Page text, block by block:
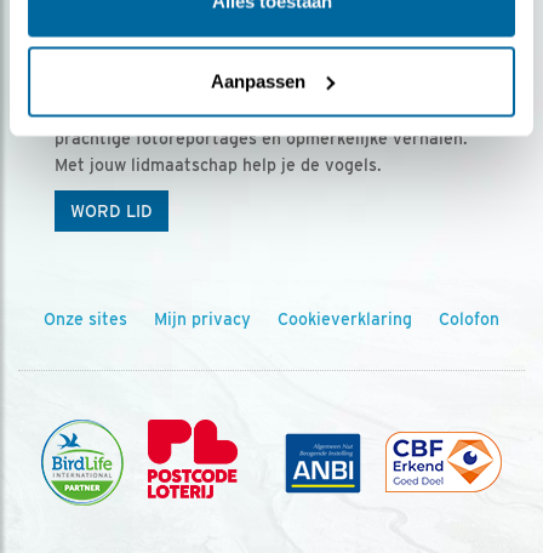
Aanpassen
Ontvang 5 x Vogels voor € 36,00 per jaar
Vogels is het tijdschrift voor onze leden, met
prachtige fotoreportages en opmerkelijke verhalen.
Met jouw lidmaatschap help je de vogels.
WORD LID
Onze sites Mijn privacy Cookieverklaring Colofon